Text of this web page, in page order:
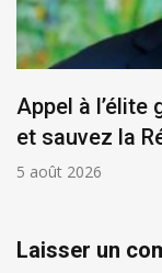
Appel à l’élite
et sauvez la
5 août 2026
Laisser un